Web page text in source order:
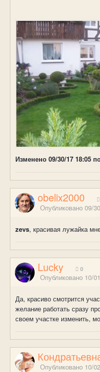
Изменено 09/30/17 18:05
obelix2000
Опубликовано 09/
zevs, красивая лужайка
Lucky 0
Опубликовано 10/
Да, красиво смотрится
желание работать сразу
своем участке изменить,
Опубликовано 10/